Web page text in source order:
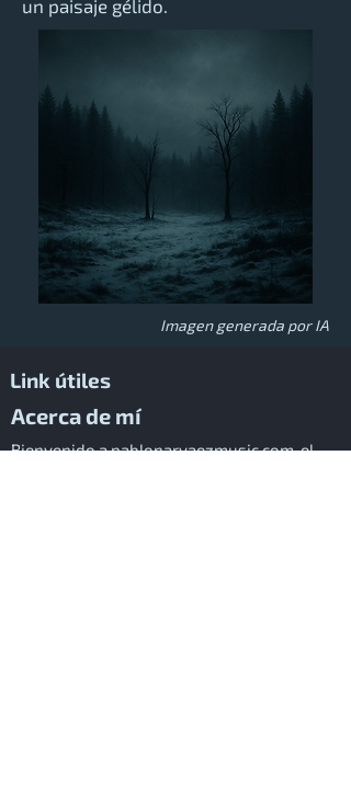
un paisaje gélido.
Imagen generada por IA
Link útiles
Acerca de mí
Bienvenido a pablonarvaezmusic.com, el